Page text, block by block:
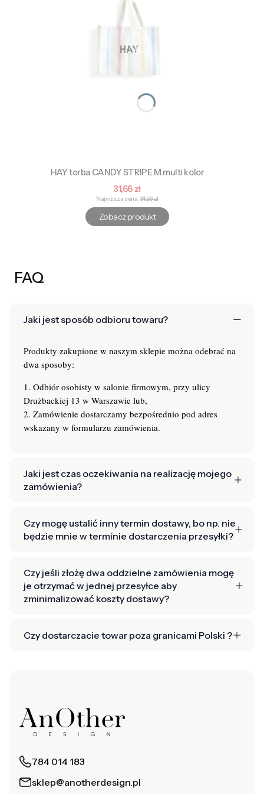
HAY torba CANDY STRIPE M multi kolor
Cena promocyjna
31,66 zł
Najniższa cena: 31,63 zł
Zobacz produkt
FAQ
Jaki jest sposób odbioru towaru?
Produkty zakupione w naszym sklepie można odebrać na
dwa sposoby:
1. Odbiór osobisty w salonie firmowym, przy ulicy
Drużbackiej 13 w Warszawie lub,
2. Zamówienie dostarczamy bezpośrednio pod adres
wskazany w formularzu zamówienia.
Jaki jest czas oczekiwania na realizację mojego
zamówienia?
Czy mogę ustalić inny termin dostawy, bo np. nie
będzie mnie w terminie dostarczenia przesyłki?
Czy jeśli złożę dwa oddzielne zamówienia mogę
je otrzymać w jednej przesyłce aby
zminimalizować koszty dostawy?
Czy dostarczacie towar poza granicami Polski ?
784 014 183
sklep@anotherdesign.pl